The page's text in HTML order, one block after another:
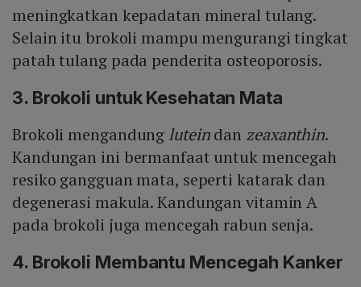
meningkatkan kepadatan mineral tulang.
Selain itu brokoli mampu mengurangi tingkat
patah tulang pada penderita osteoporosis.
3. Brokoli untuk Kesehatan Mata
Brokoli mengandung luteindan zeaxanthin.
Kandungan ini bermanfaat untuk mencegah
resiko gangguan mata, seperti katarak dan
degenerasi makula. Kandungan vitamin A
pada brokoli juga mencegah rabun senja.
4. Brokoli Membantu Mencegah Kanker